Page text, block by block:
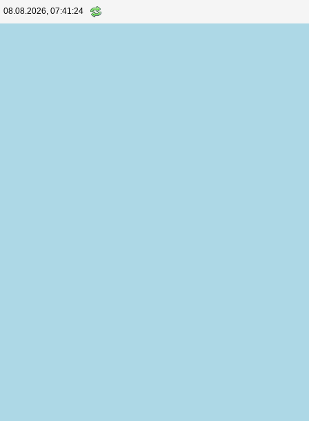
Pravilnik o organizaciji in sojenju tekem Vzhodne lige za
Tekmovalni pravilnik Vzhodne lige v balvanskem plezanju